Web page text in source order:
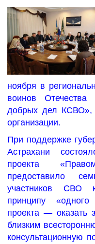
ноября в
воинов
добрых дел КСВО»,
организации.
При поддержке
Астрахани
проекта
предоставило
участников СВО
принципу
проекта — оказать
близким
консультационную